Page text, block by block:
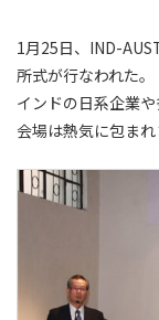
1月25日、IND-
所式が行なわれた。
インドの日系企業
会場は熱気に包まれ